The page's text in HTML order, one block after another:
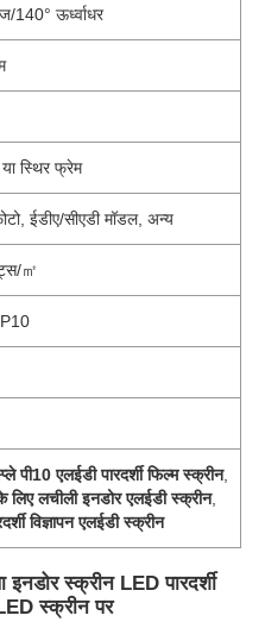
140° ऊर्ध्वाधर
स्थिर फ्रेम
ईडीए/सीएडी मॉडल, अन्य
㎡
पी10 एलईडी पारदर्शी फिल्म स्क्रीन,
लिए लचीली इनडोर एलईडी स्क्रीन,
विज्ञापन एलईडी स्क्रीन
स्क्रीन LED पारदर्शी
स्क्रीन पर